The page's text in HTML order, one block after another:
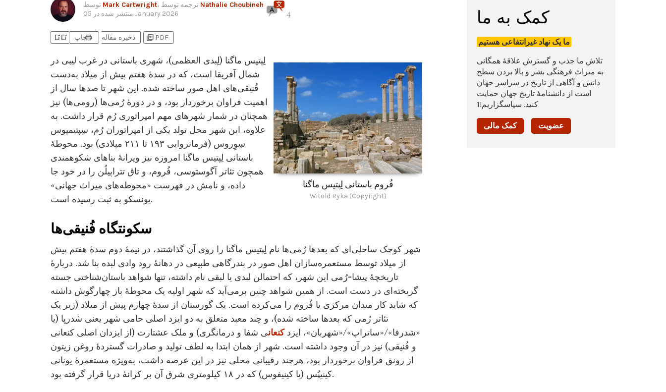
Mark Cartwright
Nathalie Choubineh
منتشر شده در 05 January 2026 4
bookmark_addbookmark_added ذخیره مقاله printچاپ picture_as_pdf PDF
فُروم باستانی لِپتیس ماگنا
Witold Ryka (Copyright)
لِپتیس ماگنا (لِبدی العظمی)، شهری باستانی در غرب لیبی در
شمال آفریقا است، که در سدۀ هفتم پیش از میلاد به‌دست
فُنیقی‌های اهل صور ساخته شده. این شهر تا صدها سال از
اهمیت فراوان برخوردار بود، و در دورۀ رُمی‌ها (رومی‌ها) نیز
همچنان در شمار شهرهای مهم امپراتوری رُم قرار داشت. به
علاوه، این شهر محل تولد یکی از امپراتوران رُم، سِپتیمیوس
سِوِروس (فرمانروایی ۱۹۳ تا ۲۱۱ میلادی) بود. محوطۀ
باستانی لِپتیس ماگنا امروزه نیز ویرانۀ بناهای شکوهمندی
همچون تئاتر آگوستوسی، فُروم، و تاق تتراپیلُن را در خود جا
داده، و نامش در فهرست «محوطه‌های میراث جهانی»
یونسکو به ثبت رسیده است.
سکونتگاه فُنیقی‌ها
شهر کوچک ساحلی‌ای که بعدها رُمی‌ها نام لِپتیس ماگنا را روی آن گذاشتند، در نیمۀ دوم سدۀ هفتم پیش
از میلاد توسط مستعمره‌سازان اهل صور در بندرگاهی طبیعی در دهانۀ رود وادی لبده بنا شد. دربارۀ
تاریخچۀ پیشا-رُمی این شهر، که احتمالن لبدی یا لبقی نام داشته، تنها شواهد باستان‌شناختی جسته
گریخته‌ای در دست است. از همین شواهد چنین برمی‌آید که شهر اولیه یک محوطۀ باز چهارگوش داشته
که شاید کار میدان مرکزی یا فُروم را می‌کرده است. یک گورستان از سدۀ چهارم پیش از میلاد (زیر یک
تئاتر رُمی که بعدها ساخته شده)، و چند معبد متعلق به دو ایزد اصلی حامی شهر یعنی شدرپا (یا
«شدرفا»/«ساتراپ»/«شهربان»، ایزدکنعانی شفا و درمانگری) و ملک عشتارت (از ایزدان اصلی کنعانی
و فُنیقی) نیز در آن وجود داشته است. شهر از همان ابتدا به لطف تولید و صادرات گستردۀ روغن زیتون
از رونق فراوان برخوردار بود، هرچند رقیبانی محلی نیز در این عرصه داشت، به‌ویژه مستعمرۀ یونانی
کینیپُس (یا کینیفوس) که در ۱۸ کیلومتری شرق آن بر کرانۀ دریا قرار گرفته بود.
کمک به ما
ما یک نهاد غیرانتفاعی هستیم
تلاش ما جذب و گسترش علاقۀ همگانی
به میراث فرهنگی بشر و بالا بردن سطح
دانش و آگاهی از تاریخ در سراسر جهان
است از دانشنامۀ تاریخ جهان حمایت
کنید. سپاسگزاریم!1
کمک مالی عضویت